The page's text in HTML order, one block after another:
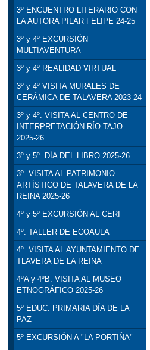
3º ENCUENTRO LITERARIO CON
LA AUTORA PILAR FELIPE 24-25
3º y 4º EXCURSIÓN
MULTIAVENTURA
3º y 4º REALIDAD VIRTUAL
3º y 4º VISITA MURALES DE
CERÁMICA DE TALAVERA 2023-24
3º y 4º. VISITA AL CENTRO DE
INTERPRETACIÓN RÍO TAJO
2025-26
3º y 5º. DÍA DEL LIBRO 2025-26
3º. VISITA AL PATRIMONIO
ARTÍSTICO DE TALAVERA DE LA
REINA 2025-26
4º y 5º EXCURSIÓN AL CERI
4º. TALLER DE ECOAULA
4º. VISITA AL AYUNTAMIENTO DE
TLAVERA DE LA REINA
4ºA y 4ºB. VISITA AL MUSEO
ETNOGRÁFICO 2025-26
5º EDUC. PRIMARIA DÍA DE LA
PAZ
5º EXCURSIÓN A "LA PORTIÑA"